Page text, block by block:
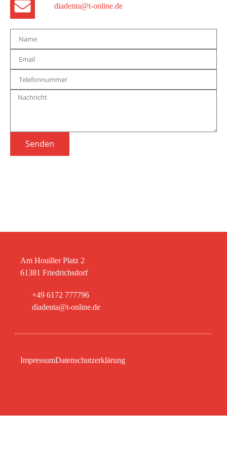
diadenta@t-online.de
Senden
Am Houiller Platz 2
61381 Friedrichsdorf
+49 6172 777796
diadenta@t-online.de
ImpressumDatenschutzerklärung